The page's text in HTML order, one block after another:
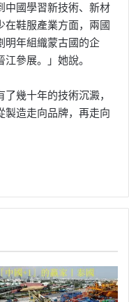
中國學習新技術、新材
在鞋服產業方面，兩國
明年組織蒙古國的企
參展。」她說。
幾十年的技術沉澱，
製造走向品牌，再走向